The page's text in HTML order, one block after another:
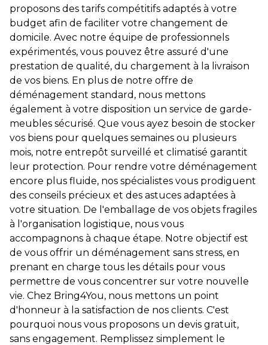
proposons des tarifs compétitifs adaptés à votre
budget afin de faciliter votre changement de
domicile. Avec notre équipe de professionnels
expérimentés, vous pouvez être assuré d'une
prestation de qualité, du chargement à la livraison
de vos biens. En plus de notre offre de
déménagement standard, nous mettons
également à votre disposition un service de garde-
meubles sécurisé. Que vous ayez besoin de stocker
vos biens pour quelques semaines ou plusieurs
mois, notre entrepôt surveillé et climatisé garantit
leur protection. Pour rendre votre déménagement
encore plus fluide, nos spécialistes vous prodiguent
des conseils précieux et des astuces adaptées à
votre situation. De l'emballage de vos objets fragiles
à l'organisation logistique, nous vous
accompagnons à chaque étape. Notre objectif est
de vous offrir un déménagement sans stress, en
prenant en charge tous les détails pour vous
permettre de vous concentrer sur votre nouvelle
vie. Chez Bring4You, nous mettons un point
d'honneur à la satisfaction de nos clients. C'est
pourquoi nous vous proposons un devis gratuit,
sans engagement. Remplissez simplement le